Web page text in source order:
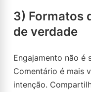
3) Formatos
de verdade
Engajamento não é
Comentário é mais
intenção.